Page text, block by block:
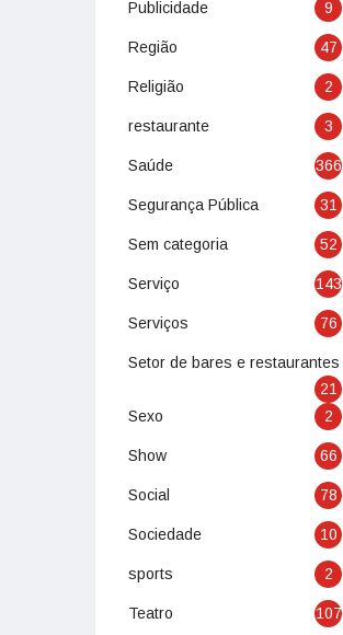
Publicidade 9
Região 47
Religião 2
restaurante 3
Saúde 366
Segurança Pública 31
Sem categoria 52
Serviço 143
Serviços 76
Setor de bares e restaurantes
21
Sexo
2
Show 66
Social 78
Sociedade 10
sports 2
Teatro 107